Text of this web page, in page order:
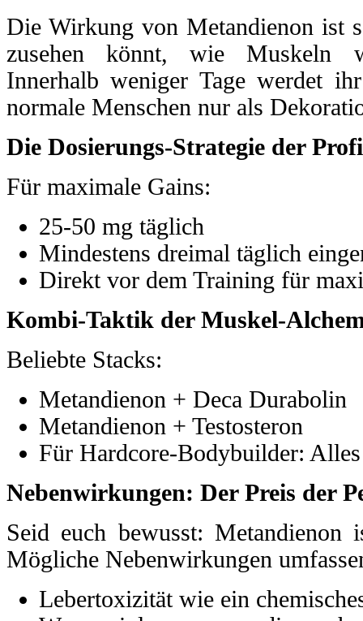
Die Wirkung von Metandienon ist
zusehen könnt, wie Muskeln
Innerhalb weniger Tage werdet
normale Menschen nur als
Die Dosierungs-Strategie der
Für maximale Gains:
25-50 mg täglich
Mindestens dreimal täglich
Direkt vor dem Training für
Kombi-Taktik der Muskel-
Beliebte Stacks:
Metandienon + Deca Durabolin
Metandienon + Testosteron
Für Hardcore-Bodybuilder:
Nebenwirkungen: Der Preis der
Seid euch bewusst: Metandienon
Mögliche Nebenwirkungen
Lebertoxizität wie ein